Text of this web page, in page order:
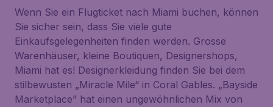
Wenn Sie ein Flugticket nach Miami buchen, können
Sie sicher sein, dass Sie viele gute
Einkaufsgelegenheiten finden werden. Grosse
Warenhäuser, kleine Boutiquen, Designershops,
Miami hat es! Designerkleidung finden Sie bei dem
stilbewusten „Miracle Mile“ in Coral Gables. „Bayside
Marketplace” hat einen ungewöhnlichen Mix von